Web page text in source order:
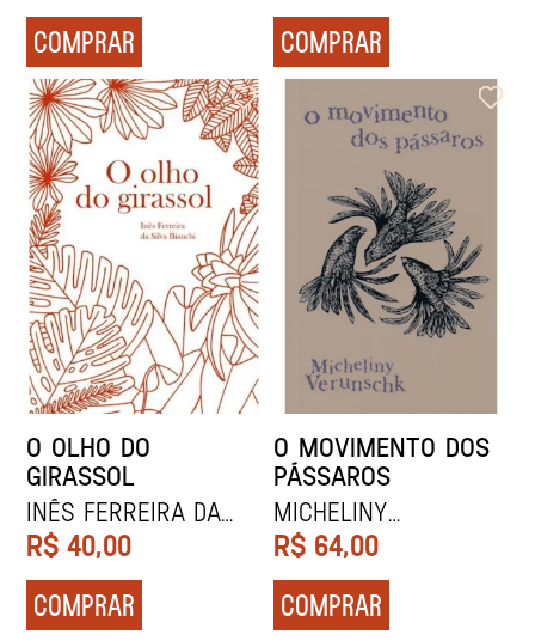
COMPRAR
COMPRAR
O OLHO DO
GIRASSOL
Inês Ferreira da
Silva Bianchi
R$ 40,00
COMPRAR
O MOVIMENTO DOS
PÁSSAROS
Micheliny
Verunschk
R$ 64,00
COMPRAR